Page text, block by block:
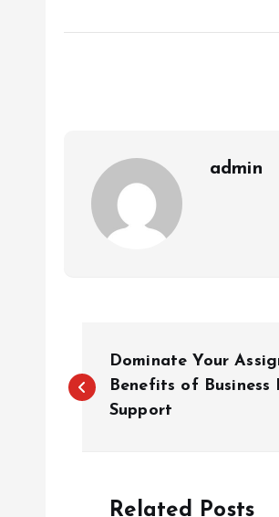
admin
o
Dominate Your
Benefits of Business
Support
Related Posts